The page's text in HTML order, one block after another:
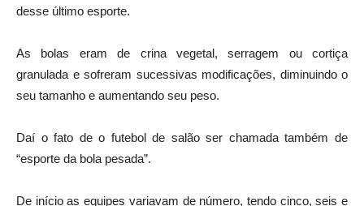
desse último esporte.
As bolas eram de crina vegetal, serragem ou cortiça
granulada e sofreram sucessivas modificações, diminuindo o
seu tamanho e aumentando seu peso.
Daí o fato de o futebol de salão ser chamada também de
“esporte da bola pesada”.
De início as equipes variavam de número, tendo cinco, seis e